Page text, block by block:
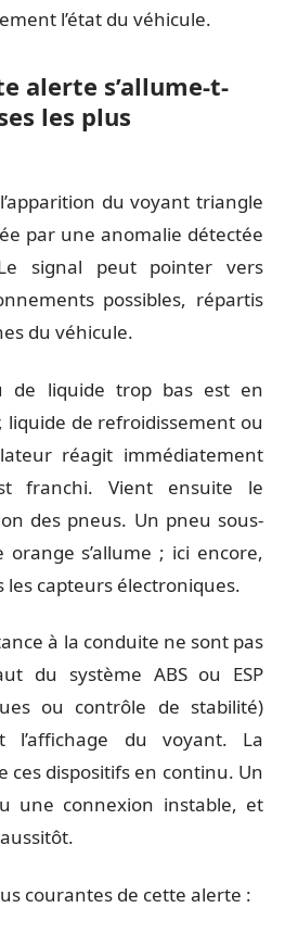
l’état du véhicule.
alerte s’allume-t-
les plus
du voyant triangle
par une anomalie détectée
signal peut pointer vers
possibles, répartis
du véhicule.
de liquide trop bas est en
liquide de refroidissement ou
réagit immédiatement
franchi. Vient ensuite le
des pneus. Un pneu sous-
s’allume ; ici encore,
capteurs électroniques.
à la conduite ne sont pas
du système ABS ou ESP
ou contrôle de stabilité)
l’affichage du voyant. La
ces dispositifs en continu. Un
une connexion instable, et
courantes de cette alerte :